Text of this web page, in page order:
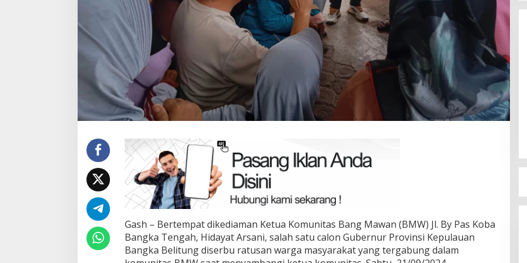
Gash – Bertempat dikediaman Ketua Komunitas Bang Mawan (BMW) Jl. By Pas Koba
Bangka Tengah, Hidayat Arsani, salah satu calon Gubernur Provinsi Kepulauan
Bangka Belitung diserbu ratusan warga masyarakat yang tergabung dalam
Terpilih di Musda VI, Rina Tarol
Bawa Misi Besar Bangkitkan
Golkar Bangka Selatan